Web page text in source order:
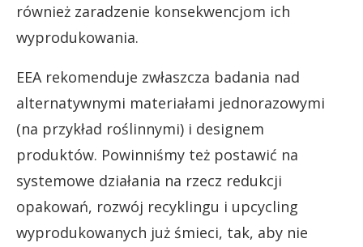
również zaradzenie konsekwencjom ich
wyprodukowania.
EEA rekomenduje zwłaszcza badania nad
alternatywnymi materiałami jednorazowymi
(na przykład roślinnymi) i designem
produktów. Powinniśmy też postawić na
systemowe działania na rzecz redukcji
opakowań, rozwój recyklingu i upcycling
wyprodukowanych już śmieci, tak, aby nie